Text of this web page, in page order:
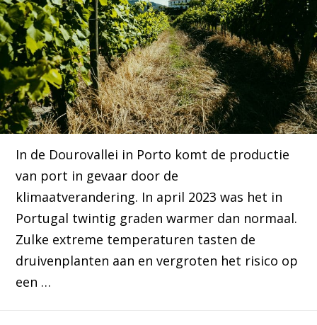
In de Dourovallei in Porto komt de productie
van port in gevaar door de
klimaatverandering. In april 2023 was het in
Portugal twintig graden warmer dan normaal.
Zulke extreme temperaturen tasten de
druivenplanten aan en vergroten het risico op
een …